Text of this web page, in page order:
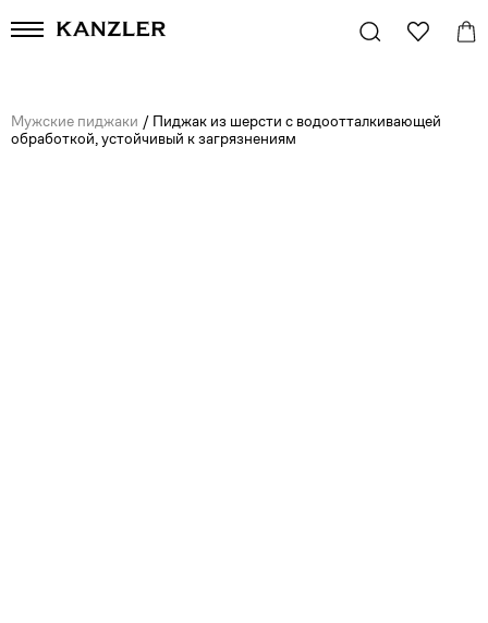
Мужские пиджаки / Пиджак из шерсти с водоотталкивающей
обработкой, устойчивый к загрязнениям